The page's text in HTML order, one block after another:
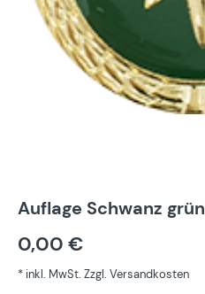
Auflage Schwanz grün
0,00 €
* inkl. MwSt. Zzgl. Versandkosten